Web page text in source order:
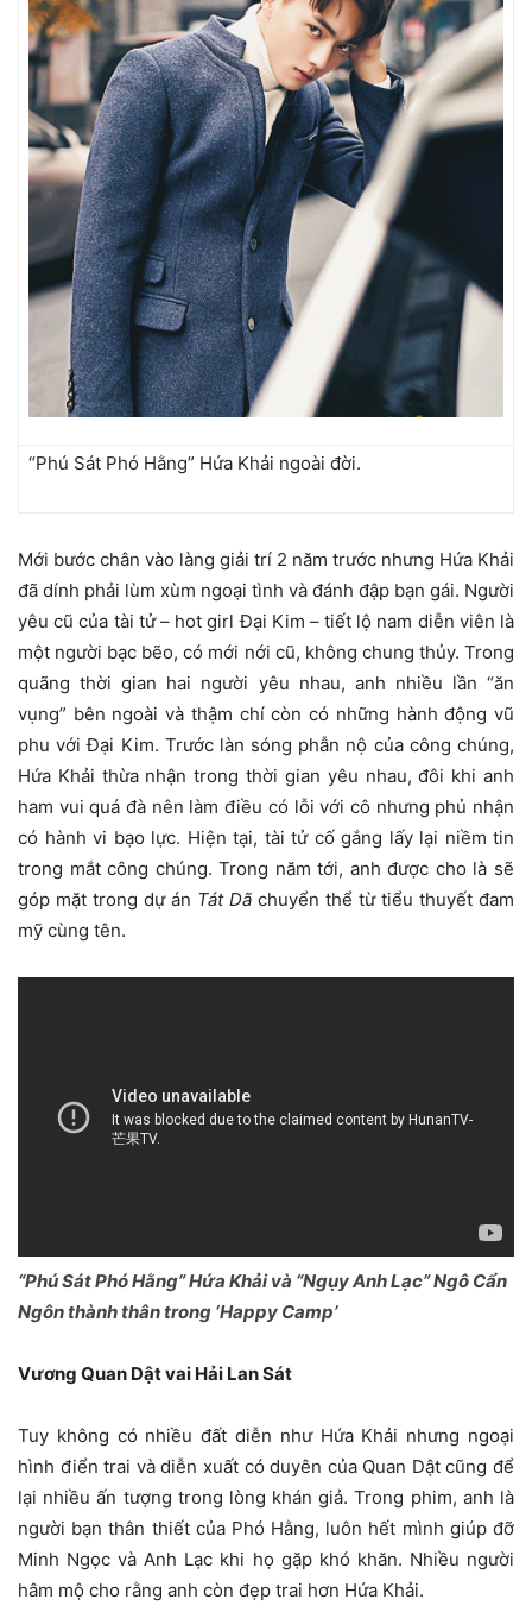
“Phú Sát Phó Hằng” Hứa Khải ngoài đời.
Mới bước chân vào làng giải trí 2 năm trước nhưng Hứa Khải
đã dính phải lùm xùm ngoại tình và đánh đập bạn gái. Người
yêu cũ của tài tử – hot girl Đại Kim – tiết lộ nam diễn viên là
một người bạc bẽo, có mới nới cũ, không chung thủy. Trong
quãng thời gian hai người yêu nhau, anh nhiều lần “ăn
vụng” bên ngoài và thậm chí còn có những hành động vũ
phu với Đại Kim. Trước làn sóng phẫn nộ của công chúng,
Hứa Khải thừa nhận trong thời gian yêu nhau, đôi khi anh
ham vui quá đà nên làm điều có lỗi với cô nhưng phủ nhận
có hành vi bạo lực. Hiện tại, tài tử cố gắng lấy lại niềm tin
trong mắt công chúng. Trong năm tới, anh được cho là sẽ
góp mặt trong dự án Tát Dã chuyển thể từ tiểu thuyết đam
mỹ cùng tên.
“Phú Sát Phó Hằng” Hứa Khải và “Ngụy Anh Lạc” Ngô Cẩn
Ngôn thành thân trong ‘Happy Camp’
Vương Quan Dật vai Hải Lan Sát
Tuy không có nhiều đất diễn như Hứa Khải nhưng ngoại
hình điển trai và diễn xuất có duyên của Quan Dật cũng để
lại nhiều ấn tượng trong lòng khán giả. Trong phim, anh là
người bạn thân thiết của Phó Hằng, luôn hết mình giúp đỡ
Minh Ngọc và Anh Lạc khi họ gặp khó khăn. Nhiều người
hâm mộ cho rằng anh còn đẹp trai hơn Hứa Khải.